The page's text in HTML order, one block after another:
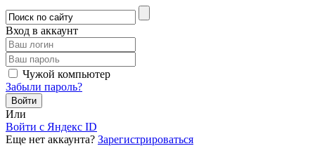
Вход в аккаунт
Чужой компьютер
Забыли пароль?
Или
Войти c Яндекс ID
Еще нет аккаунта? Зарегистрироваться